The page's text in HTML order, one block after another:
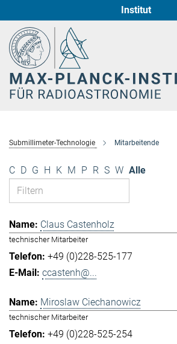
Institut
Radioastronomische
Sternentstehung und
Submillimeter-Technologie Mitarbeitende
C D G H K M P R S W Alle
Claus Castenholz
technischer Mitarbeiter
+49 (0)228-525-177
ccastenh@...
Miroslaw Ciechanowicz
technischer Mitarbeiter
+49 (0)228-525-254